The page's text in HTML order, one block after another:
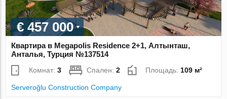
€ 457 000
Квартира в Megapolis Residence 2+1, Алтынташ,
Анталья, Турция №137514
Комнат:3 Спален:2 Площадь: 109 м²
Serveroğlu Construction Company